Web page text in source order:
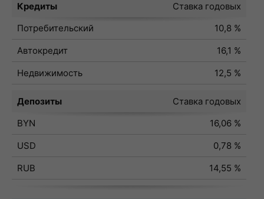
Кредиты
Ставка годовых
Потребительский
10,8 %
Автокредит
16,1 %
Недвижимость
12,5 %
Депозиты
Ставка годовых
BYN
16,06 %
USD
0,78 %
RUB
14,55 %